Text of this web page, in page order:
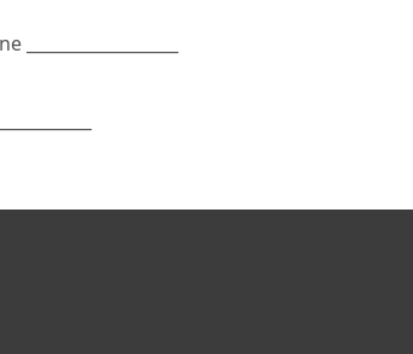
__________________